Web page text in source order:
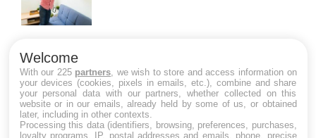
Maladie de Charcot (Sclérose latérale
amyotrophique)
Welcome
With our 225 partners , we wish to store and access information on
your devices (cookies, pixels in emails, etc.), combine and share
your personal data with our partners, whether collected on this
website or in our emails, already held by some of us, or obtained
later, including in other contexts.
Processing this data (identifiers, browsing, preferences, purchases,
loyalty programs, IP, postal addresses and emails, phone, precise